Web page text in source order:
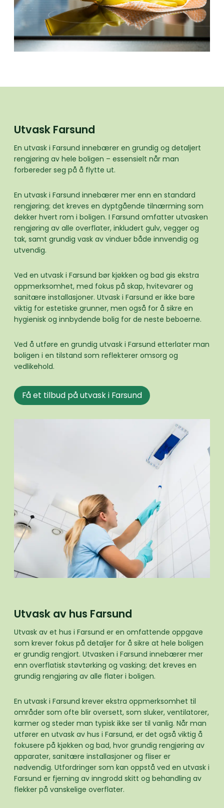
Utvask Farsund
En utvask i Farsund innebærer en grundig og detaljert
rengjøring av hele boligen – essensielt når man
forbereder seg på å flytte ut.
En utvask i Farsund innebærer mer enn en standard
rengjøring; det kreves en dyptgående tilnærming som
dekker hvert rom i boligen. I Farsund omfatter utvasken
rengjøring av alle overflater, inkludert gulv, vegger og
tak, samt grundig vask av vinduer både innvendig og
utvendig.
Ved en utvask i Farsund bør kjøkken og bad gis ekstra
oppmerksomhet, med fokus på skap, hvitevarer og
sanitære installasjoner. Utvask i Farsund er ikke bare
viktig for estetiske grunner, men også for å sikre en
hygienisk og innbydende bolig for de neste beboerne.
Ved å utføre en grundig utvask i Farsund etterlater man
boligen i en tilstand som reflekterer omsorg og
vedlikehold.
Få et tilbud på utvask i Farsund
Utvask av hus Farsund
Utvask av et hus i Farsund er en omfattende oppgave
som krever fokus på detaljer for å sikre at hele boligen
er grundig rengjort. Utvasken i Farsund innebærer mer
enn overflatisk støvtørking og vasking; det kreves en
grundig rengjøring av alle flater i boligen.
En utvask i Farsund krever ekstra oppmerksomhet til
områder som ofte blir oversett, som sluker, ventilatorer,
karmer og steder man typisk ikke ser til vanlig. Når man
utfører en utvask av hus i Farsund, er det også viktig å
fokusere på kjøkken og bad, hvor grundig rengjøring av
apparater, sanitære installasjoner og fliser er
nødvendig. Utfordringer som kan oppstå ved en utvask i
Farsund er fjerning av inngrodd skitt og behandling av
flekker på vanskelige overflater.